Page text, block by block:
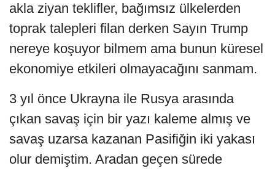
akla ziyan teklifler, bağımsız ülkelerden
toprak talepleri filan derken Sayın Trump
nereye koşuyor bilmem ama bunun küresel
ekonomiye etkileri olmayacağını sanmam.
3 yıl önce Ukrayna ile Rusya arasında
çıkan savaş için bir yazı kaleme almış ve
savaş uzarsa kazanan Pasifiğin iki yakası
olur demiştim. Aradan geçen sürede